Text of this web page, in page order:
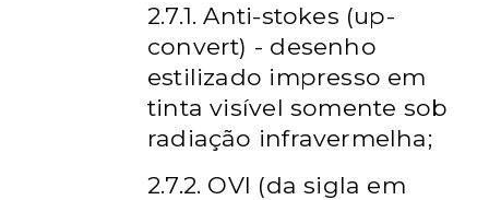
2.7.1. Anti-stokes (up-
convert) - desenho
estilizado impresso em
tinta visível somente sob
radiação infravermelha;
2.7.2. OVI (da sigla em